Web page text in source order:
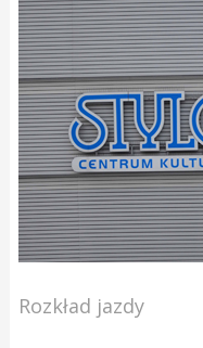
Rozkład jazdy